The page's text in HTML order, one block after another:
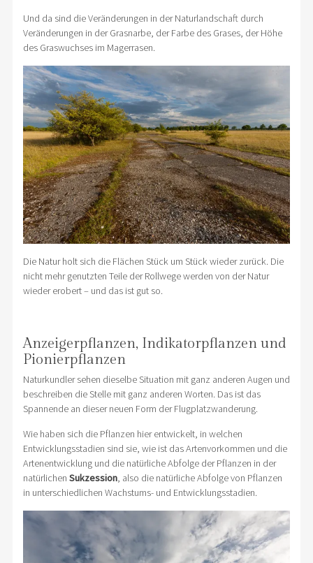
Und da sind die Veränderungen in der Naturlandschaft durch
Veränderungen in der Grasnarbe, der Farbe des Grases, der Höhe
des Graswuchses im Magerrasen.
Die Natur holt sich die Flächen Stück um Stück wieder zurück. Die
nicht mehr genutzten Teile der Rollwege werden von der Natur
wieder erobert – und das ist gut so.
Anzeigerpflanzen, Indikatorpflanzen und
Pionierpflanzen
Naturkundler sehen dieselbe Situation mit ganz anderen Augen und
beschreiben die Stelle mit ganz anderen Worten. Das ist das
Spannende an dieser neuen Form der Flugplatzwanderung.
Wie haben sich die Pflanzen hier entwickelt, in welchen
Entwicklungsstadien sind sie, wie ist das Artenvorkommen und die
Artenentwicklung und die natürliche Abfolge der Pflanzen in der
natürlichen Sukzession, also die natürliche Abfolge von Pflanzen
in unterschiedlichen Wachstums- und Entwicklungsstadien.